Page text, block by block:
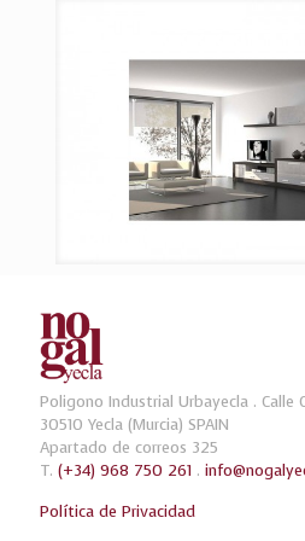
Poligono Industrial Urbayecla . Calle
30510 Yecla (Murcia) SPAIN
Apartado de correos 325
T. (+34) 968 750 261 .
Política de Privacidad